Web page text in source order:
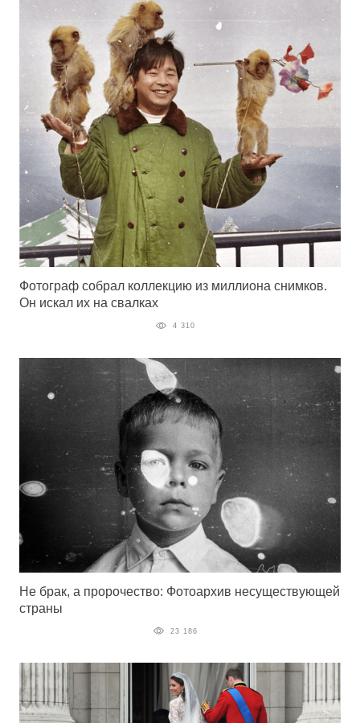
Фотограф собрал коллекцию из миллиона снимков.
Он искал их на свалках
4 310
Не брак, а пророчество: Фотоархив несуществующей
страны
23 186